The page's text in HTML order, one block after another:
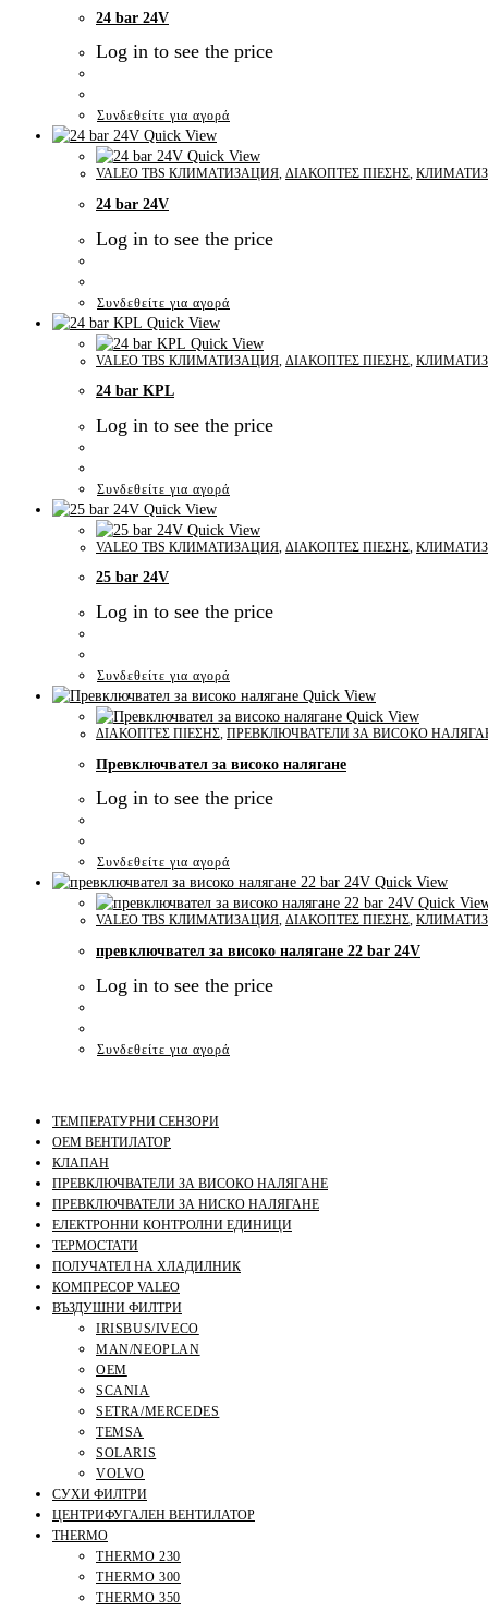
24 bar 24V
Log in to see the price
Συνδεθείτε για αγορά
Quick View
Quick View
VALEO TBS КЛИМАТИЗАЦИЯ, ΔΙΑΚΟΠΤΕΣ ΠΙΕΣΗΣ,
24 bar 24V
Log in to see the price
Συνδεθείτε για αγορά
Quick View
Quick View
VALEO TBS КЛИМАТИЗАЦИЯ ΔΙΑΚΟΠΤΕΣ ΠΙΕΣΗΣ
24 bar KPL
Log in to see the price
Συνδεθείτε για αγορά
Quick View
Quick View
VALEO TBS КЛИМАТИЗАЦИЯ, ΔΙΑΚΟΠΤΕΣ ΠΙΕΣΗΣ,
25 bar 24V
Log in to see the price
Συνδεθείτε για αγορά
Quick View
Quick View
ΔΙΑΚΟΠΤΕΣ ΠΙΕΣΗΣ, ПРЕВКЛЮЧВАТЕЛИ ЗА ВИСОКО
Превключвател за високо налягане
Log in to see the price
Συνδεθείτε για αγορά
Quick View
Quick
VALEO TBS КЛИМАТИЗАЦИЯ, ΔΙΑΚΟΠΤΕΣ ΠΙΕΣΗΣ,
превключвател за високо налягане 22 bar 24V
Log in to see the price
Συνδεθείτε για αγορά
ТЕМПЕРАТУРНИ СЕНЗОРИ
OEM ВЕНТИЛАТОР
КЛАПАН
ПРЕВКЛЮЧВАТЕЛИ ЗА ВИСОКО НАЛЯГАНЕ
ПРЕВКЛЮЧВАТЕЛИ ЗА НИСКО НАЛЯГАНЕ
ЕЛЕКТРОННИ КОНТРОЛНИ ЕДИНИЦИ
ТЕРМОСТАТИ
ПОЛУЧАТЕЛ НА ХЛАДИЛНИК
КОМПРЕСОР VALEO
ВЪЗДУШНИ ФИЛТРИ
IRISBUS/IVECO
MAN/NEOPLAN
OEM
SCANIA
SETRA/MERCEDES
TEMSA
SOLARIS
VOLVO
СУХИ ФИЛТРИ
ЦЕНТРИФУГАЛЕН ВЕНТИЛАТОР
THERMO
THERMO 230
THERMO 300
THERMO 350